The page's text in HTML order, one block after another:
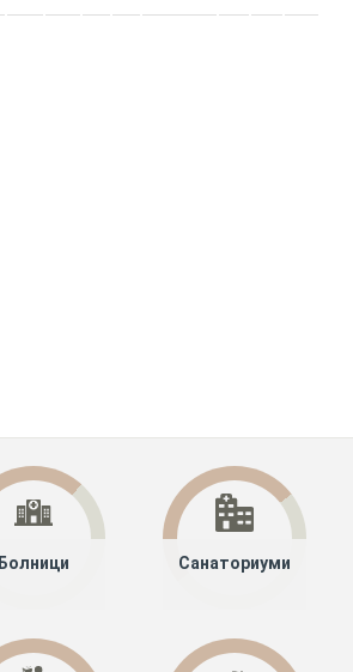
Болници Санаториуми